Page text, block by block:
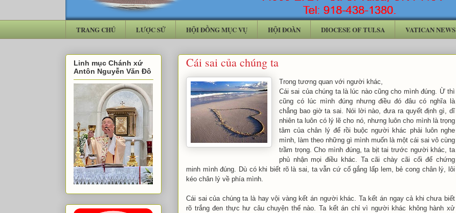
TRANG CHỦ LƯỢC SỬ HỘI ĐỒNG MỤC VỤ HỘI ĐOÀN DIOCESE OF TULSA VATICAN NEWS
Cái sai của chúng ta
Trong tương quan với người khác,
Cái sai của chúng ta là lúc nào cũng cho mình đúng. Ừ thì
cũng có lúc mình đúng nhưng điều đó đâu có nghĩa là
chẳng bao giờ ta sai. Nói lời nào, đưa ra quyết định gì, dĩ
nhiên ta luôn có lý lẽ cho nó, nhưng luôn cho mình là trọng
tâm của chân lý để rồi buộc người khác phải luôn nghe
mình, làm theo những gì mình muốn là một cái sai vô cùng
trầm trọng. Cho mình đúng, ta bịt tai trước người khác, ta
phủ nhận mọi điều khác. Ta cãi chày cãi cối để chứng
minh mình đúng. Dù có khi biết rõ là sai, ta vẫn cứ cố gắng lấp lem, bẻ cong chân lý, lôi
kéo chân lý về phía mình.
Cái sai của chúng ta là hay vội vàng kết án người khác. Ta kết án ngay cả khi chưa biết
rõ trắng đen thực hư câu chuyện thế nào. Ta kết án chỉ vì người khác không hành xử
Linh mục Chánh xứ
Antôn Nguyễn Văn Đô